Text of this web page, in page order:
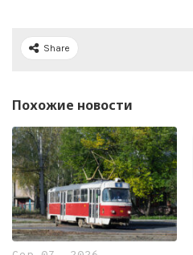
Share
Похожие новости